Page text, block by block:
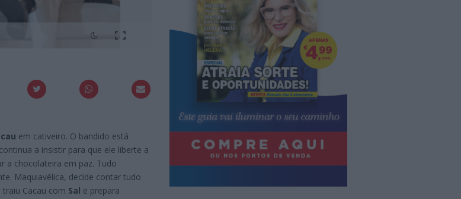
em cativeiro. O bandido está
continua a insistir para que ele liberte a
a chocolateira em paz. Tudo
Maquiavélica, decide contar tudo
traiu Cacau com Sal e prepara